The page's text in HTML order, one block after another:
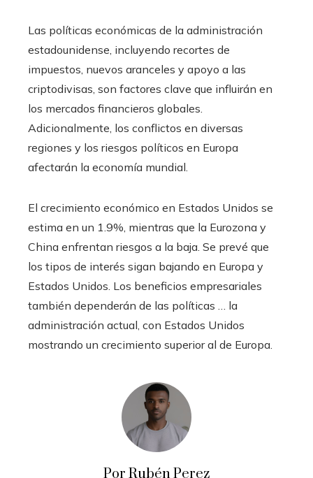
Las políticas económicas de la administración
estadounidense, incluyendo recortes de
impuestos, nuevos aranceles y apoyo a las
criptodivisas, son factores clave que influirán en
los mercados financieros globales.
Adicionalmente, los conflictos en diversas
regiones y los riesgos políticos en Europa
afectarán la economía mundial.
El crecimiento económico en Estados Unidos se
estima en un 1.9%, mientras que la Eurozona y
China enfrentan riesgos a la baja. Se prevé que
los tipos de interés sigan bajando en Europa y
Estados Unidos. Los beneficios empresariales
también dependerán de las políticas … la
administración actual, con Estados Unidos
mostrando un crecimiento superior al de Europa.
Por Rubén Perez